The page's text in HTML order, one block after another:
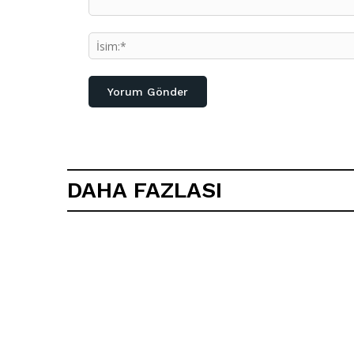
DAHA FAZLASI